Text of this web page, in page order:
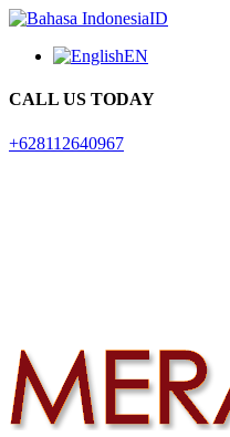
ID
EN
CALL US TODAY
+628112640967